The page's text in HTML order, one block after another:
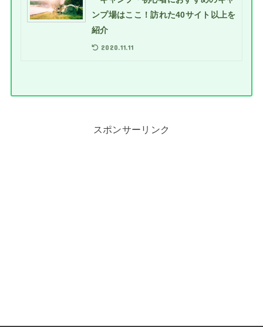
ンプ場はここ！訪れた40サイト以上を
紹介
2020.11.11
スポンサーリンク